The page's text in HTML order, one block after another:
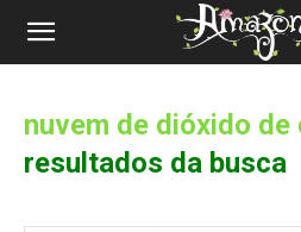
Revista
nuvem de dióxido de
resultados da busca